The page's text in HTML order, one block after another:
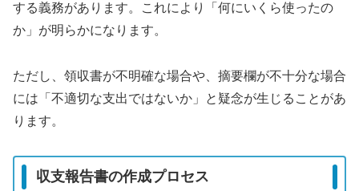
する義務があります。これにより「何にいくら使ったの
か」が明らかになります。
ただし、領収書が不明確な場合や、摘要欄が不十分な場合
には「不適切な支出ではないか」と疑念が生じることがあ
ります。
収支報告書の作成プロセス